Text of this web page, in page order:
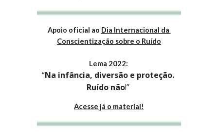
Apoio oficial ao Dia Internacional da
Conscientização sobre o Ruído
Lema 2022:
“Na infância, diversão e proteção.
Ruído não!”
Acesse já o material!